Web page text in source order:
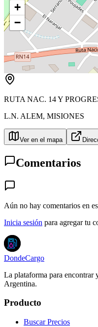
+
−
RUTA NAC. 14 Y
L.N. ALEM, MISIONES
Ver en el mapa
Comentarios
Aún no hay comentarios en
Inicia sesión para agregar tu
DondeCargo
La plataforma para encontrar
Argentina.
Producto
Buscar Precios